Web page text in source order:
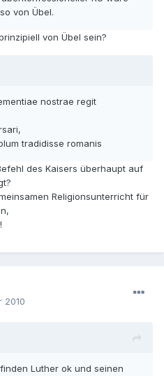
von Übel.
von Übel sein?
nostrae regit
tradidisse romanis
des Kaisers überhaupt auf
Religionsunterricht für
2010
Luther ok und seinen